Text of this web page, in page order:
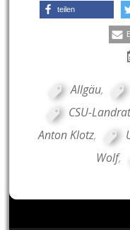
teilen
Allgäu,
CSU-
Anton Klotz,
Wolf,